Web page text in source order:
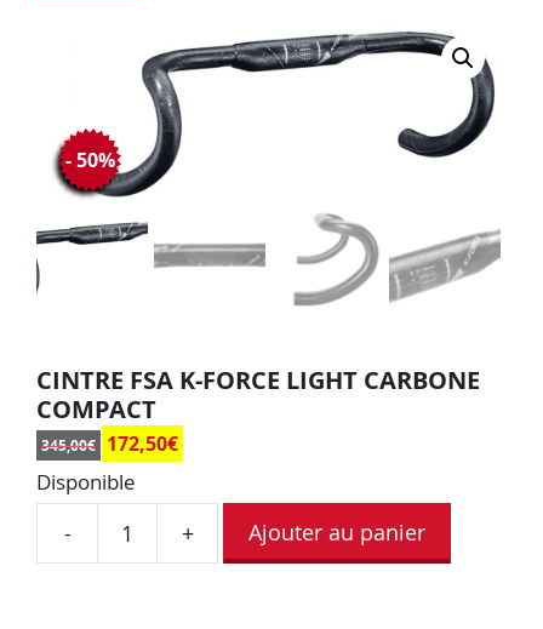
CINTRE FSA K-FORCE LIGHT CARBONE
COMPACT
345,00€ 172,50€
- 50%
Disponible
- + Ajouter au panier